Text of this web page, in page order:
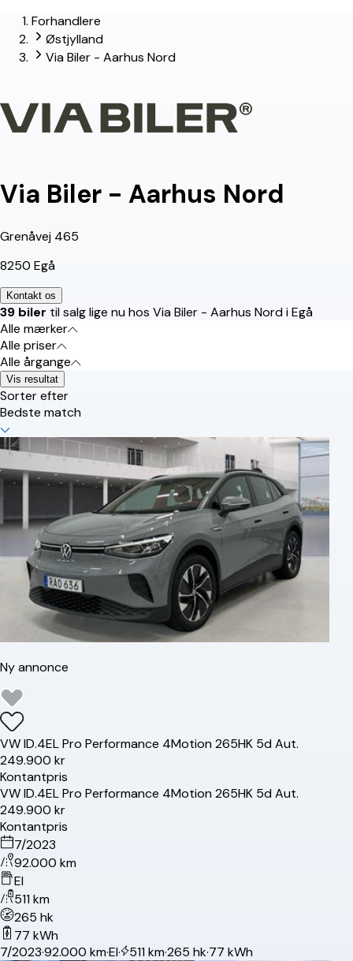
lead-forhandler
Forhandlere
Østjylland
Via Biler - Aarhus Nord
Via Biler - Aarhus Nord
Grenåvej 465
8250 Egå
Kontakt os
39 biler til salg lige nu hos Via Biler - Aarhus Nord i Egå
Alle mærker
Alle priser
Alle årgange
Vis resultat
Sorter efter
Bedste match
Ny annonce
VWID.4EL Pro Performance 4Motion 265HK 5d Aut.
249.900 kr
Kontantpris
VWID.4EL Pro Performance 4Motion 265HK 5d Aut.
249.900 kr
Kontantpris
7/2023
92.000 km
El
511 km
265 hk
77 kWh
7/2023·92.000 km·El· 511 km·265 hk·77 kWh